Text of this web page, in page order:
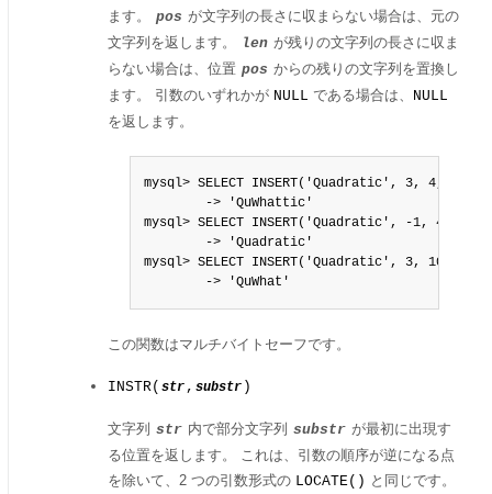
ます。 pos が文字列の長さに収まらない場合は、元の
文字列を返します。
len が残りの文字列の長さに収ま
らない場合は、位置 pos からの残りの文字列を置換し
ます。 引数のいずれかが NULL である場合は、 NULL
を返します。
mysql> SELECT INSERT('Quadratic', 3, 4,
        -> 'QuWhattic'
mysql> SELECT INSERT('Quadratic', -1, 4,
        -> 'Quadratic'
mysql> SELECT INSERT('Quadratic', 3, 100,
        -> 'QuWhat'
この関数はマルチバイトセーフです。
INSTR( str , substr )
文字列 str 内で部分文字列 substr が最初に出現す
る位置を返します。 これは、引数の順序が逆になる点
を除いて、2 つの引数形式の LOCATE() と同じです。